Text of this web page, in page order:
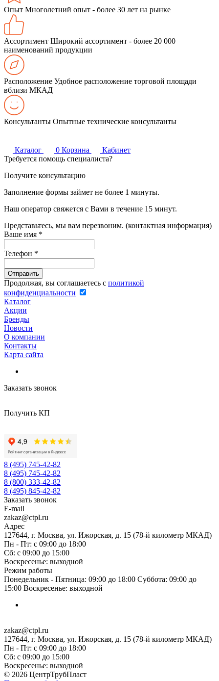
Опыт Многолетний опыт - более 30 лет на рынке
Ассортимент Широкий ассортимент - более 20 000
наименований продукции
Расположение Удобное расположение торговой площади
вблизи МКАД
Консультанты Опытные технические консультанты
Каталог 0 Корзина
Кабинет
Требуется помощь специалиста?
Получите консультацию
Заполнение формы займет не более 1 минуты.
Наш оператор свяжется с Вами в течение 15 минут.
Представьтесь, мы вам перезвоним. (контактная информация)
Ваше имя *
Телефон *
Продолжая, вы соглашаетесь с политикой
конфиденциальности
Каталог
Акции
Бренды
Новости
О компании
Контакты
Карта сайта
Заказать звонок
Получить КП
8 (495) 745-42-82
8 (495) 745-42-82
8 (800) 333-42-82
8 (495) 845-42-82
Заказать звонок
E-mail
zakaz@ctpl.ru
Адрес
127644, г. Москва, ул. Ижорская, д. 15 (78-й километр МКАД)
Пн - Пт: с 09:00 до 18:00
Сб: с 09:00 до 15:00
Воскресенье: выходной
Режим работы
Понедельник - Пятница: 09:00 до 18:00 Суббота: 09:00 до
15:00 Воскресенье: выходной
zakaz@ctpl.ru
127644, г. Москва, ул. Ижорская, д. 15 (78-й километр МКАД)
Пн - Пт: с 09:00 до 18:00
Сб: с 09:00 до 15:00
Воскресенье: выходной
© 2026 ЦентрТрубПласт